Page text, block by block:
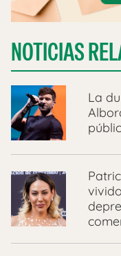
NOTICIAS
La